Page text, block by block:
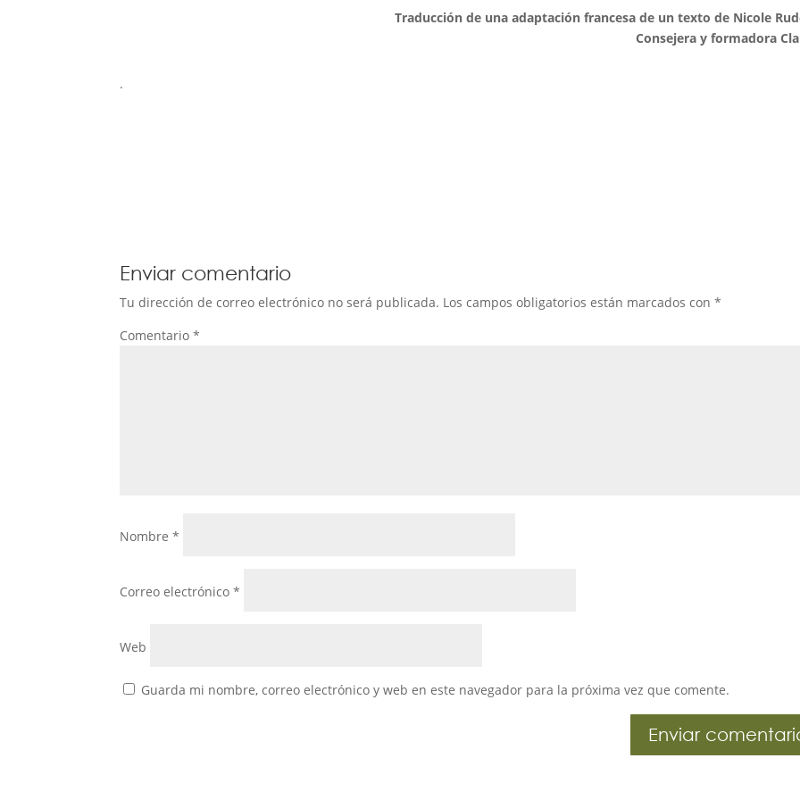
Traducción de una adaptación francesa de un texto de Nicole
Consejera y formadora
.
Enviar comentario
Tu dirección de correo electrónico no será publicada. Los campos obligatorios están marcados con*
Comentario*
Nombre*
Correo electrónico*
Web
Guarda mi nombre, correo electrónico y web en este navegador para la próxima vez que comente.